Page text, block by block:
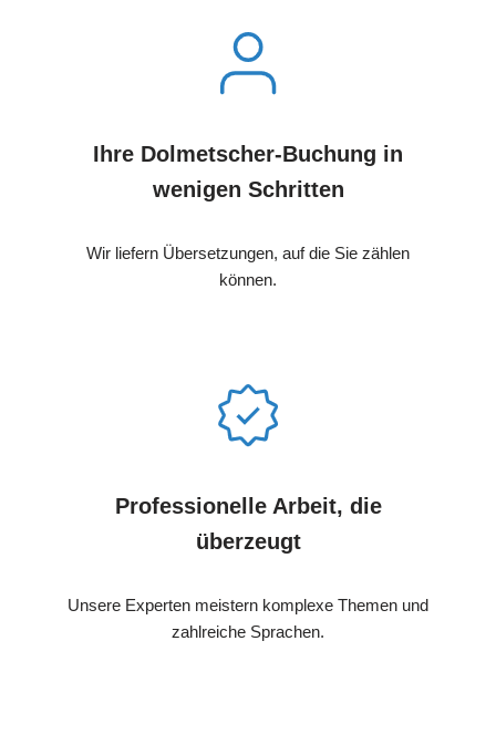
Ihre Dolmetscher-Buchung in
wenigen Schritten
Wir liefern Übersetzungen, auf die Sie zählen
können.
Professionelle Arbeit, die
überzeugt
Unsere Experten meistern komplexe Themen und
zahlreiche Sprachen.